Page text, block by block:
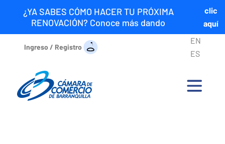
¿YA SABES CÓMO HACER TU PRÓXIMA
RENOVACIÓN? Conoce más dando
clic
aquí
Ingreso / Registro
EN
ES